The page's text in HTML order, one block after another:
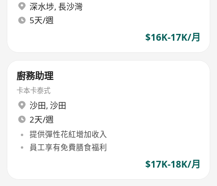
深水埗, 長沙灣
5天/週
$16K-17K/月
廚務助理
卡本卡泰式
沙田, 沙田
2天/週
提供彈性花紅增加收入
員工享有免費膳食福利
$17K-18K/月